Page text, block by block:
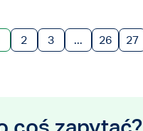
2 3 ... 26 27